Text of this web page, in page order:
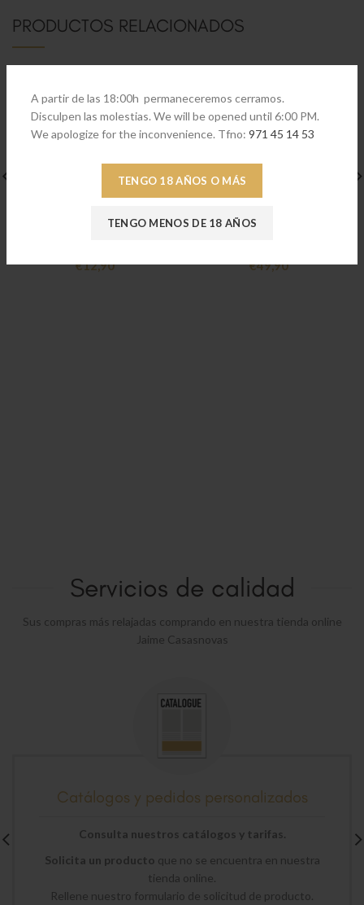
A partir de las 18:00h permaneceremos cerramos.
Disculpen las molestias. We will be opened until 6:00 PM.
We apologize for the inconvenience. Tfno: 971 45 14 53
TENGO 18 AÑOS O MÁS
TENGO MENOS DE 18 AÑOS
PRODUCTOS RELACIONADOS
€12,90 €49,90
Servicios de calidad
Sus compras más relajadas comprando en nuestra tienda online
Jaime Casasnovas
Catálogos y pedidos personalizados
Consulta nuestros catálogos y tarifas.
Solicita un producto que no se encuentra en nuestra
tienda online.
Rellene nuestro formulario de solicitud de producto.